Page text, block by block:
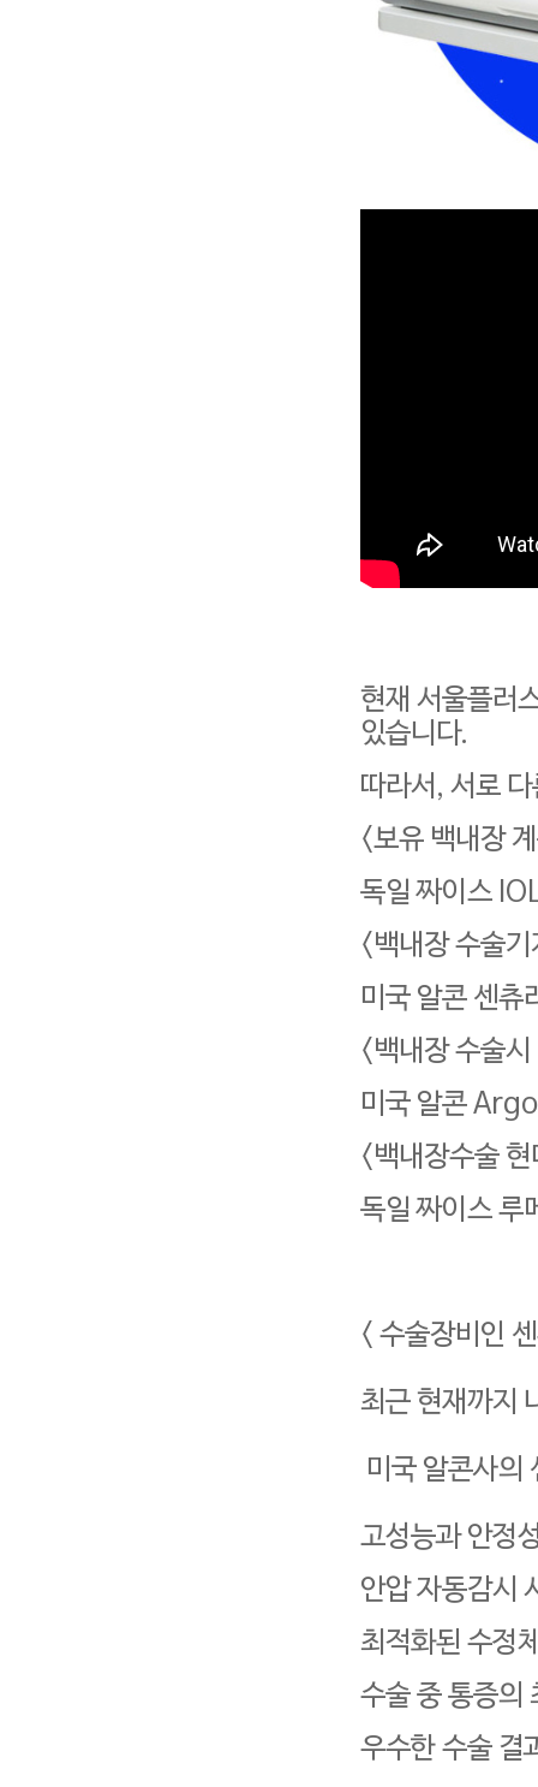
있습니다.
따라서, 서로
<보유 백내장
독일 짜이스
<백내장 수술
미국 알콘 센
<백내장 수술
미국 알콘
<백내장수술
독일 짜이스
< 수술장비인
최근 현재까지
미국 알콘사의
고성능과 안정
안압 자동감시
최적화된 수정
수술 중 통증의
우수한 수술 결